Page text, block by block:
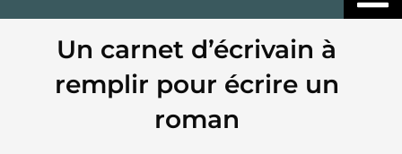
Un carnet d’écrivain à
remplir pour écrire un
roman